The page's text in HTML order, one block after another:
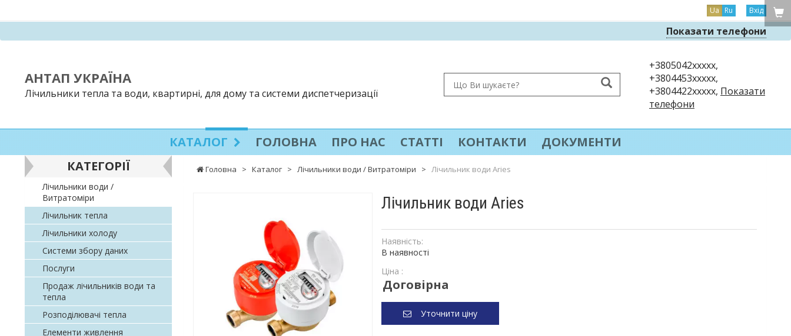
Ua Ru Вхід
Показати телефони
АНТАП УКРАЇНА
Лічильники тепла та води, квартирні, для дому та системи диспетчеризації
+3805042xxxxx,
+3804453xxxxx,
+3804422xxxxx, Показати
телефони
КАТАЛОГ ГОЛОВНА ПРО НАС СТАТТІ КОНТАКТИ ДОКУМЕНТИ
Головна > Каталог > Лічильники води / Витратоміри > Лічильник води Ariеs
Лічильник води Ariеs
Наявність:
В наявності
Ціна :
Договірна
Уточнити ціну
КАТЕГОРІЇ
Лічильники води /
Витратоміри
Лічильник тепла
Лічильники холоду
Системи збору даних
Послуги
Продаж лічильників води та
тепла
Розподілювачі тепла
Елементи живлення